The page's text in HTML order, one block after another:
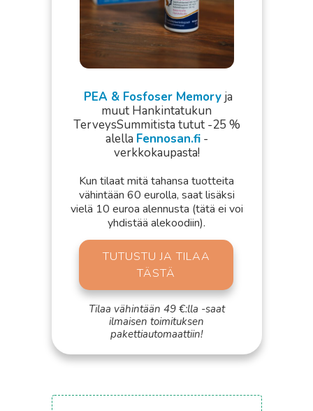
PEA & Fosfoser Memoryja
muut Hankintatukun
TerveysSummitista tutut -25 %
alella Fennosan.fi-
verkkokaupasta!
Kun tilaat mitä tahansa tuotteita
vähintään 60 eurolla, saat lisäksi
vielä 10 euroa alennusta (tätä ei voi
yhdistää alekoodiin).
TUTUSTU JA TILAA
TÄSTÄ
Tilaa vähintään 49 €:lla -saat
ilmaisen toimituksen
pakettiautomaattiin!